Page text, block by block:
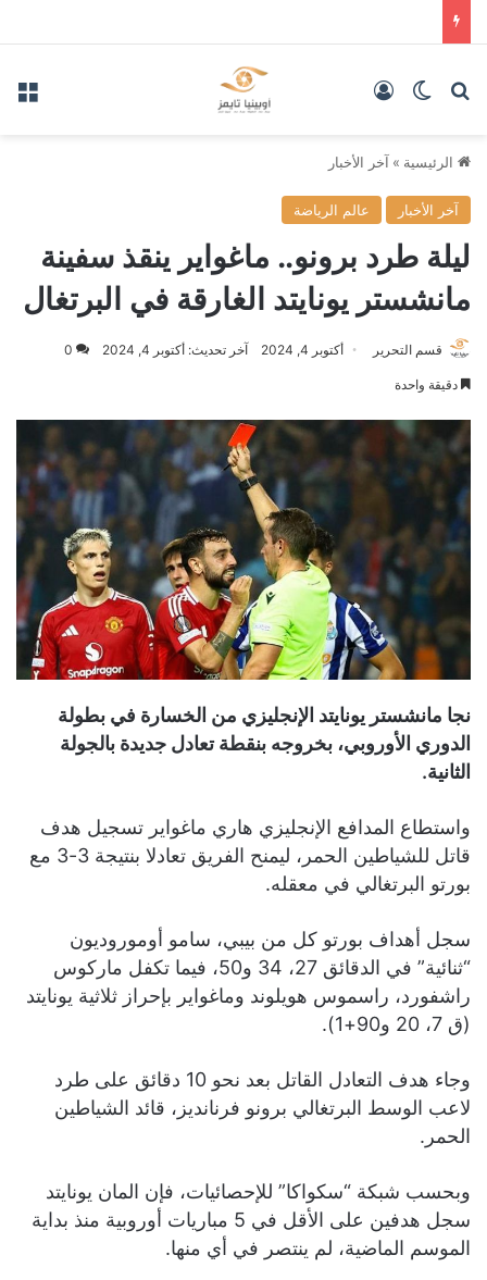
بحث عنالوضع المظلم
الرئيسية » آخر الأخبار
آخر الأخبار عالم الرياضة
ليلة طرد برونو.. ماغواير ينقذ سفينة
مانشستر يونايتد الغارقة في البرتغال
قسم التحرير أكتوبر 4, 2024 آخر تحديث: أكتوبر 4, 2024 0
دقيقة واحدة
نجا مانشستر يونايتد الإنجليزي من الخسارة في بطولة
الدوري الأوروبي، بخروجه بنقطة تعادل جديدة بالجولة
الثانية.
واستطاع المدافع الإنجليزي هاري ماغواير تسجيل هدف
قاتل للشياطين الحمر، ليمنح الفريق تعادلا بنتيجة 3-3 مع
بورتو البرتغالي في معقله.
سجل أهداف بورتو كل من بيبي، سامو أوموروديون
“ثنائية” في الدقائق 27، 34 و50، فيما تكفل ماركوس
راشفورد، راسموس هويلوند وماغواير بإحراز ثلاثية يونايتد
(ق 7، 20 و90+1).
وجاء هدف التعادل القاتل بعد نحو 10 دقائق على طرد
لاعب الوسط البرتغالي برونو فرنانديز، قائد الشياطين
الحمر.
وبحسب شبكة “سكواكا” للإحصائيات، فإن المان يونايتد
سجل هدفين على الأقل في 5 مباريات أوروبية منذ بداية
الموسم الماضية، لم ينتصر في أي منها.